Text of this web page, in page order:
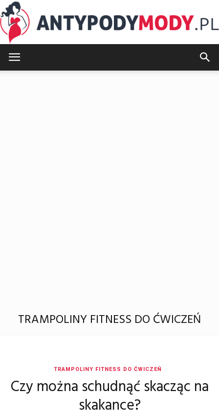
TRAMPOLINY FITNESS DO ĆWICZEŃ
TRAMPOLINY FITNESS DO ĆWICZEŃ
Czy można schudnąć skacząc na
skakance?